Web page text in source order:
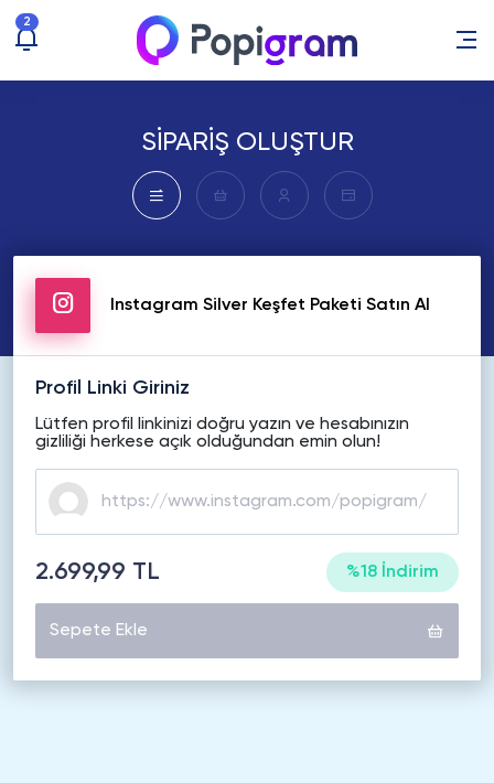
2
SİPARİŞ OLUŞTUR
Instagram Silver Keşfet Paketi Satın Al
Profil Linki Giriniz
Lütfen profil linkinizi doğru yazın ve hesabınızın
gizliliği herkese açık olduğundan emin olun!
2.699,99 TL %18 İndirim
Sepete Ekle